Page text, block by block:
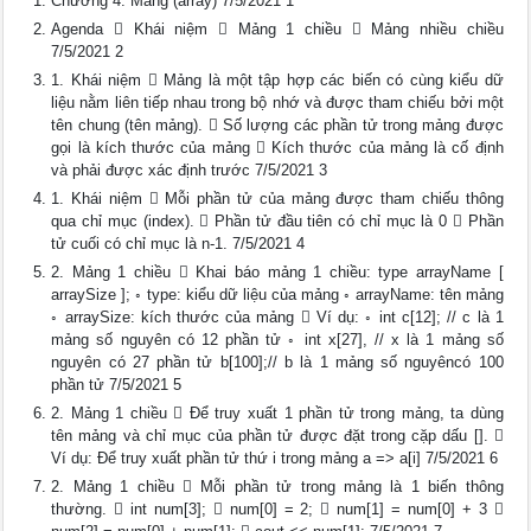
Agenda  Khái niệm  Mảng 1 chiều  Mảng nhiều chiều
7/5/2021 2
1. Khái niệm  Mảng là một tập hợp các biến có cùng kiểu dữ
liệu nằm liên tiếp nhau trong bộ nhớ và được tham chiếu bởi một
tên chung (tên mảng).  Số lượng các phần tử trong mảng được
gọi là kích thước của mảng  Kích thước của mảng là cố định
và phải được xác định trước 7/5/2021 3
1. Khái niệm  Mỗi phần tử của mảng được tham chiếu thông
qua chỉ mục (index).  Phần tử đầu tiên có chỉ mục là 0  Phần
tử cuối có chỉ mục là n-1. 7/5/2021 4
2. Mảng 1 chiều  Khai báo mảng 1 chiều: type arrayName [
arraySize ]; ◦ type: kiểu dữ liệu của mảng ◦ arrayName: tên mảng
◦ arraySize: kích thước của mảng  Ví dụ: ◦ int c[12]; // c là 1
mảng số nguyên có 12 phần tử ◦ int x[27], // x là 1 mảng số
nguyên có 27 phần tử b[100];// b là 1 mảng số nguyêncó 100
phần tử 7/5/2021 5
2. Mảng 1 chiều  Để truy xuất 1 phần tử trong mảng, ta dùng
tên mảng và chỉ mục của phần tử được đặt trong cặp dấu []. 
Ví dụ: Để truy xuất phần tử thứ i trong mảng a => a[i] 7/5/2021 6
2. Mảng 1 chiều  Mỗi phần tử trong mảng là 1 biến thông
thường.  int num[3];  num[0] = 2;  num[1] = num[0] + 3 